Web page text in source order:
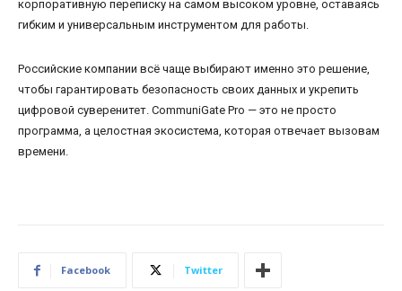
корпоративную переписку на самом высоком уровне, оставаясь
гибким и универсальным инструментом для работы.
Российские компании всё чаще выбирают именно это решение,
чтобы гарантировать безопасность своих данных и укрепить
цифровой суверенитет. CommuniGate Pro — это не просто
программа, а целостная экосистема, которая отвечает вызовам
времени.
Facebook Twitter